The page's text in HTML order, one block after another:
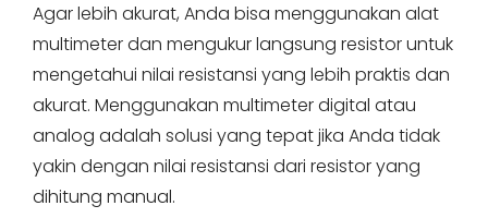
Agar lebih akurat, Anda bisa menggunakan alat
multimeter dan mengukur langsung resistor untuk
mengetahui nilai resistansi yang lebih praktis dan
akurat. Menggunakan multimeter digital atau
analog adalah solusi yang tepat jika Anda tidak
yakin dengan nilai resistansi dari resistor yang
dihitung manual.